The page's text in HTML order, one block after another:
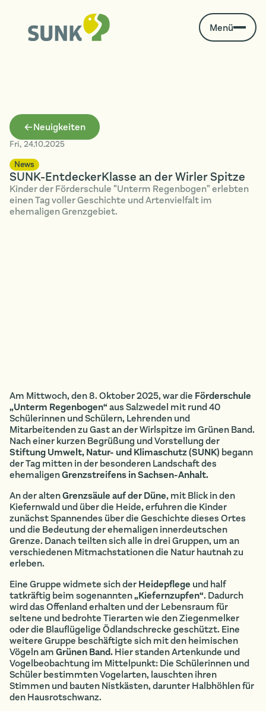
Menü
Neuigkeiten
Fri, 24.10.2025
News
SUNK-EntdeckerKlasse an der Wirler Spitze
Kinder der Förderschule "Unterm Regenbogen" erlebten
einen Tag voller Geschichte und Artenvielfalt im
ehemaligen Grenzgebiet.
Am Mittwoch, den 8. Oktober 2025, war die Förderschule
„Unterm Regenbogen“aus Salzwedel mit rund 40
Schülerinnen und Schülern, Lehrenden und
Mitarbeitenden zu Gast an der Wirlspitze im Grünen Band.
Nach einer kurzen Begrüßung und Vorstellung der
Stiftung Umwelt, Natur- und Klimaschutz (SUNK) begann
der Tag mitten in der besonderen Landschaft des
ehemaligenGrenzstreifens in Sachsen-Anhalt.
An der altenGrenzsäule auf der Düne, mit Blick in den
Kiefernwald und über die Heide, erfuhren die Kinder
zunächst Spannendes über die Geschichte dieses Ortes
und die Bedeutung der ehemaligen innerdeutschen
Grenze. Danach teilten sich alle in drei Gruppen, um an
verschiedenen Mitmachstationen die Natur hautnah zu
erleben.
Eine Gruppe widmete sich derHeidepflege und half
tatkräftig beim sogenannten„Kiefernzupfen“. Dadurch
wird das Offenland erhalten und der Lebensraum für
seltene und bedrohte Tierarten wie den Ziegenmelker
oder die Blauflügelige Ödlandschrecke geschützt. Eine
weitere Gruppe beschäftigte sich mit den heimischen
Vögeln amGrünen Band.Hier standen Artenkunde und
Vogelbeobachtung im Mittelpunkt: Die Schülerinnen und
Schüler bestimmten Vogelarten, lauschten ihren
Stimmen und bauten Nistkästen, darunter Halbhöhlen für
den Hausrotschwanz.